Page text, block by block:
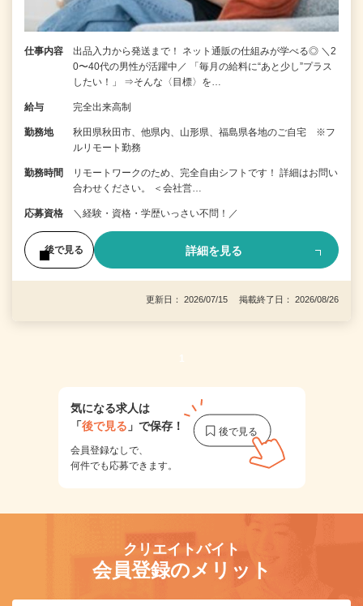
仕事内容
出品入力から発送まで！ ネット通販の仕組みが学べる◎ ＼2
0〜40代の男性が活躍中／ 「毎月の給料に“あと少し”プラス
したい！」 ⇒そんな〈目標〉を…
給与 完全出来高制
勤務地
秋田県秋田市、他県内、山形県、福島県各地のご自宅 ※フ
ルリモート勤務
勤務時間
リモートワークのため、完全自由シフトです！ 詳細はお問い
合わせください。 ＜会社営…
応募資格 ＼経験・資格・学歴いっさい不問！／
後で見る 詳細を見る
更新日： 2026/07/15 掲載終了日： 2026/08/26
1
気になる求人は
「後で見る 」で保存！
会員登録なしで、
何件でも応募できます。
クリエイトバイト
会員登録のメリット